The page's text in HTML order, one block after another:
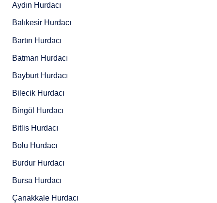
Aydın Hurdacı
Balıkesir Hurdacı
Bartın Hurdacı
Batman Hurdacı
Bayburt Hurdacı
Bilecik Hurdacı
Bingöl Hurdacı
Bitlis Hurdacı
Bolu Hurdacı
Burdur Hurdacı
Bursa Hurdacı
Çanakkale Hurdacı